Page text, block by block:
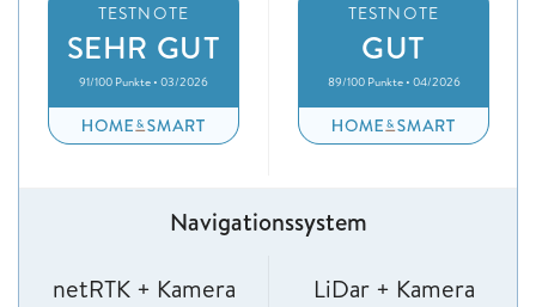
TESTNOTE
SEHR GUT
91/100 Punkte • 03/2026
TESTNOTE
GUT
89/100 Punkte • 04/2026
Navigationssystem
netRTK + Kamera LiDar + Kamera